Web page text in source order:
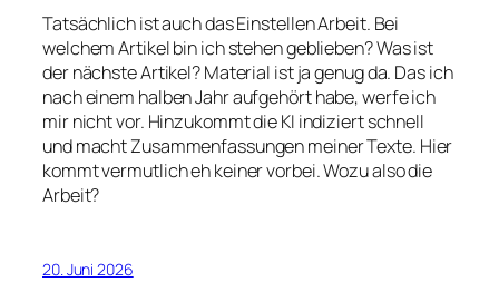
Tatsächlich ist auch das Einstellen Arbeit. Bei
welchem Artikel bin ich stehen geblieben? Was ist
der nächste Artikel? Material ist ja genug da. Das ich
nach einem halben Jahr aufgehört habe, werfe ich
mir nicht vor. Hinzukommt die KI indiziert schnell
und macht Zusammenfassungen meiner Texte. Hier
kommt vermutlich eh keiner vorbei. Wozu also die
Arbeit?
20. Juni 2026